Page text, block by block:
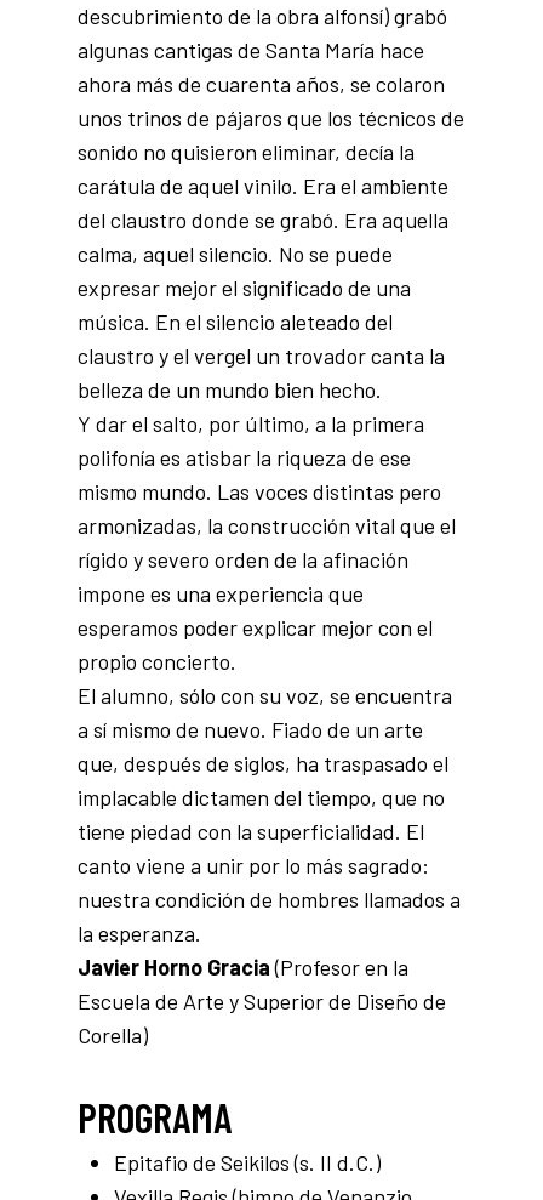
descubrimiento de la obra alfonsí) grabó
algunas cantigas de Santa María hace
ahora más de cuarenta años, se colaron
unos trinos de pájaros que los técnicos de
sonido no quisieron eliminar, decía la
carátula de aquel vinilo. Era el ambiente
del claustro donde se grabó. Era aquella
calma, aquel silencio. No se puede
expresar mejor el significado de una
música. En el silencio aleteado del
claustro y el vergel un trovador canta la
belleza de un mundo bien hecho.
Y dar el salto, por último, a la primera
polifonía es atisbar la riqueza de ese
mismo mundo. Las voces distintas pero
armonizadas, la construcción vital que el
rígido y severo orden de la afinación
impone es una experiencia que
esperamos poder explicar mejor con el
propio concierto.
El alumno, sólo con su voz, se encuentra
a sí mismo de nuevo. Fiado de un arte
que, después de siglos, ha traspasado el
implacable dictamen del tiempo, que no
tiene piedad con la superficialidad. El
canto viene a unir por lo más sagrado:
nuestra condición de hombres llamados a
la esperanza.
Javier Horno Gracia(Profesor en la
Escuela de Arte y Superior de Diseño de
Corella)
PROGRAMA
Epitafio de Seikilos (s. II d.C.)